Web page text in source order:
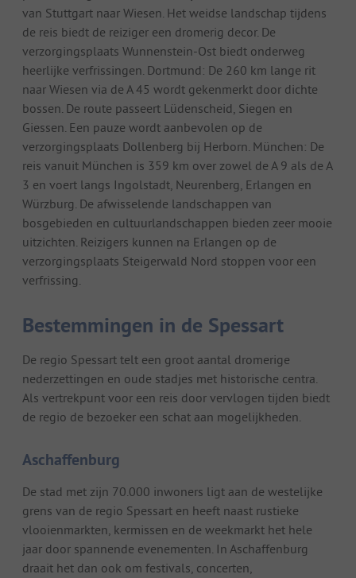
van Stuttgart naar Wiesen. Het weidse landschap tijdens
de reis biedt de reiziger een dromerig decor. De
verzorgingsplaats Wunnenstein-Ost biedt onderweg
heerlijke verfrissingen. Dortmund: De 260 km lange rit
naar Wiesen via de A 45 wordt gekenmerkt door dichte
bossen. De route passeert Lüdenscheid, Siegen en
Giessen. Een pauze wordt aanbevolen op de
verzorgingsplaats Dollenberg bij Herborn. München: De
reis vanuit München is 359 km over zowel de A 9 als de A
3 en voert langs Ingolstadt, Neurenberg, Erlangen en
Würzburg. De afwisselende landschappen van
bosgebieden en cultuurlandschappen bieden zeer mooie
uitzichten. Reizigers kunnen na Erlangen op de
verzorgingsplaats Steigerwald Nord stoppen voor een
verfrissing.
Bestemmingen in de Spessart
De regio Spessart telt een groot aantal dromerige
nederzettingen en oude stadjes met historische centra.
Als vertrekpunt voor een reis door vervlogen tijden biedt
de regio de bezoeker een schat aan mogelijkheden.
Aschaffenburg
De stad met zijn 70.000 inwoners ligt aan de westelijke
grens van de regio Spessart en heeft naast rustieke
vlooienmarkten, kermissen en de weekmarkt het hele
jaar door spannende evenementen. In Aschaffenburg
draait het dan ook om festivals, concerten,